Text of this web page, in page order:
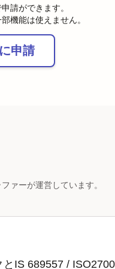
請ができます。
機能は使えません。
申請
ァーが運営しています。
IS 689557 /